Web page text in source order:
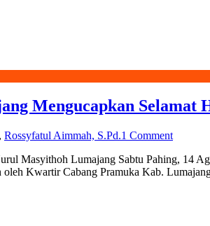
Mengucapkan Selamat
, Rossyfatul Aimmah, S.Pd.1 Comment
Masyithoh Lumajang Sabtu Pahing, 14
Kwartir Cabang Pramuka Kab.